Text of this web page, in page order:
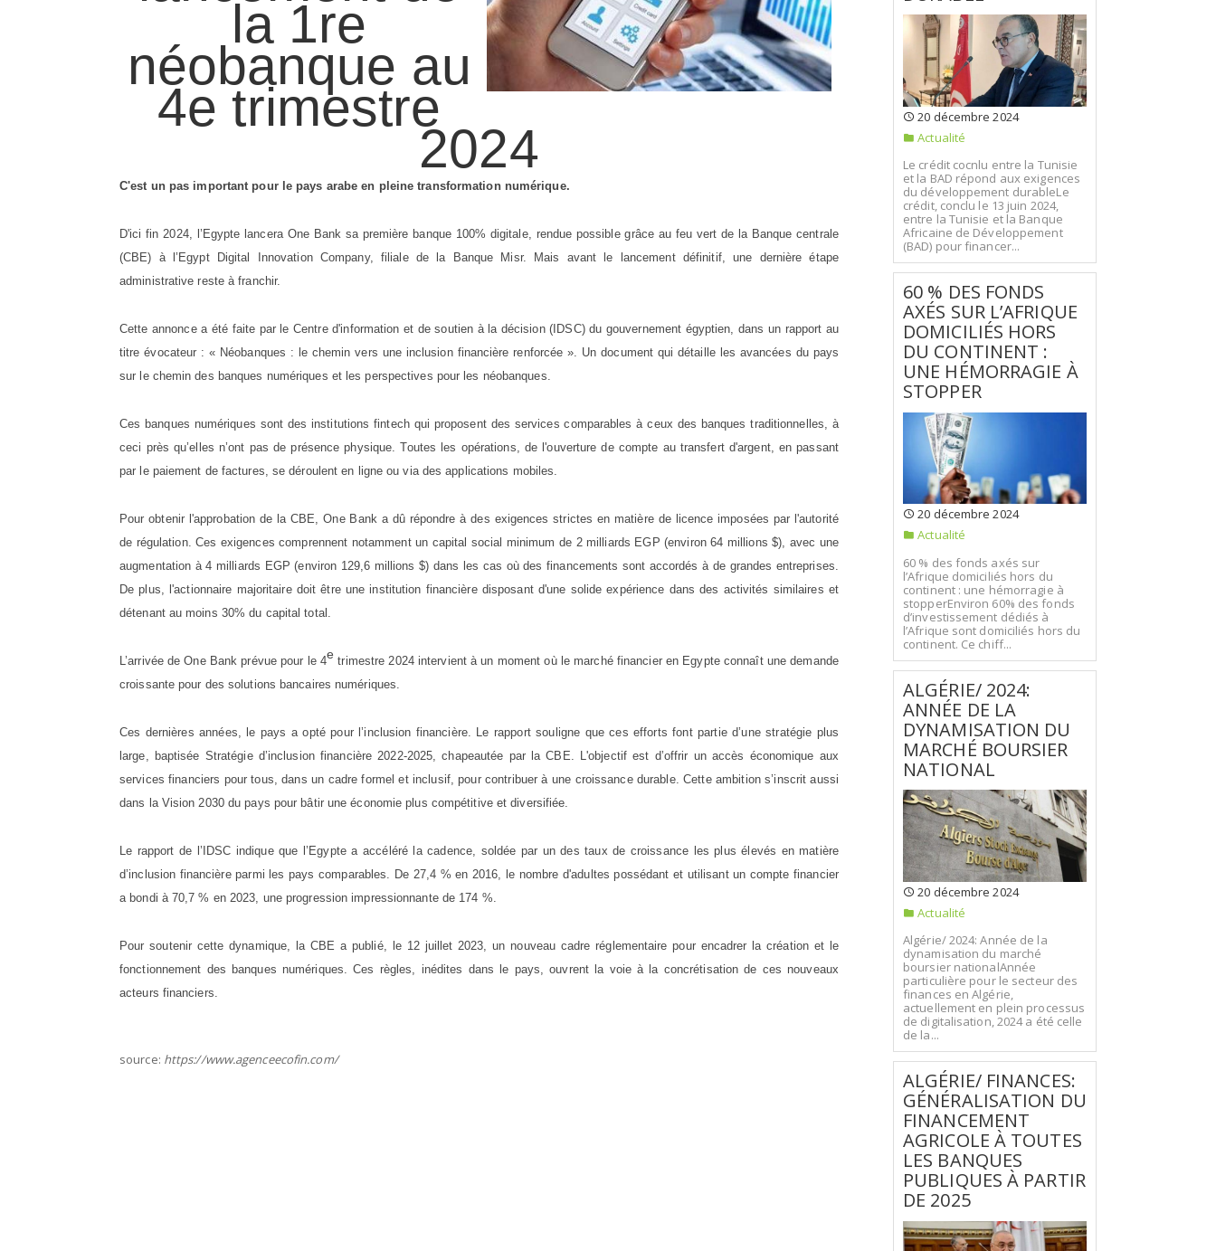
la 1re
néobanque au
4e trimestre
2024
C'est un pas important pour le pays arabe en pleine transformation numérique.
D'ici fin 2024, l’Egypte lancera One Bank sa première banque 100% digitale, rendue possible grâce au feu vert de la Banque centrale
(CBE) à l’Egypt Digital Innovation Company, filiale de la Banque Misr. Mais avant le lancement définitif, une dernière étape
administrative reste à franchir.
Cette annonce a été faite par le Centre d'information et de soutien à la décision (IDSC) du gouvernement égyptien, dans un rapport au
titre évocateur : « Néobanques : le chemin vers une inclusion financière renforcée ». Un document qui détaille les avancées du pays
sur le chemin des banques numériques et les perspectives pour les néobanques.
Ces banques numériques sont des institutions fintech qui proposent des services comparables à ceux des banques traditionnelles, à
ceci près qu’elles n’ont pas de présence physique. Toutes les opérations, de l'ouverture de compte au transfert d'argent, en passant
par le paiement de factures, se déroulent en ligne ou via des applications mobiles.
Pour obtenir l'approbation de la CBE, One Bank a dû répondre à des exigences strictes en matière de licence imposées par l'autorité
de régulation. Ces exigences comprennent notamment un capital social minimum de 2 milliards EGP (environ 64 millions $), avec une
augmentation à 4 milliards EGP (environ 129,6 millions $) dans les cas où des financements sont accordés à de grandes entreprises.
De plus, l'actionnaire majoritaire doit être une institution financière disposant d'une solide expérience dans des activités similaires et
détenant au moins 30% du capital total​.
L’arrivée de One Bank prévue pour le 4e trimestre 2024 intervient à un moment où le marché financier en Egypte connaît une demande
croissante pour des solutions bancaires numériques.
Ces dernières années, le pays a opté pour l’inclusion financière. Le rapport souligne que ces efforts font partie d’une stratégie plus
large, baptisée Stratégie d’inclusion financière 2022-2025, chapeautée par la CBE. L'objectif est d’offrir un accès économique aux
services financiers pour tous, dans un cadre formel et inclusif, pour contribuer à une croissance durable. Cette ambition s’inscrit aussi
dans la Vision 2030 du pays pour bâtir une économie plus compétitive et diversifiée.
Le rapport de l’IDSC indique que l’Egypte a accéléré la cadence, soldée par un des taux de croissance les plus élevés en matière
d’inclusion financière parmi les pays comparables. De 27,4 % en 2016, le nombre d'adultes possédant et utilisant un compte financier
a bondi à 70,7 % en 2023, une progression impressionnante de 174 %.
Pour soutenir cette dynamique, la CBE a publié, le 12 juillet 2023, un nouveau cadre réglementaire pour encadrer la création et le
fonctionnement des banques numériques. Ces règles, inédites dans le pays, ouvrent la voie à la concrétisation de ces nouveaux
acteurs financiers.
source: https://www.agenceecofin.com/
20 décembre 2024
Actualité
Le crédit cocnlu entre la Tunisie
et la BAD répond aux exigences
du développement durableLe
crédit, conclu le 13 juin 2024,
entre la Tunisie et la Banque
Africaine de Développement
(BAD) pour financer...
60 % DES FONDS
AXÉS SUR L’AFRIQUE
DOMICILIÉS HORS
DU CONTINENT :
UNE HÉMORRAGIE À
STOPPER
20 décembre 2024
Actualité
60 % des fonds axés sur
l’Afrique domiciliés hors du
continent : une hémorragie à
stopperEnviron 60% des fonds
d’investissement dédiés à
l’Afrique sont domiciliés hors du
continent. Ce chiff...
ALGÉRIE/ 2024:
ANNÉE DE LA
DYNAMISATION DU
MARCHÉ BOURSIER
NATIONAL
20 décembre 2024
Actualité
Algérie/ 2024: Année de la
dynamisation du marché
boursier nationalAnnée
particulière pour le secteur des
finances en Algérie,
actuellement en plein processus
de digitalisation, 2024 a été celle
de la...
ALGÉRIE/ FINANCES:
GÉNÉRALISATION DU
FINANCEMENT
AGRICOLE À TOUTES
LES BANQUES
PUBLIQUES À PARTIR
DE 2025